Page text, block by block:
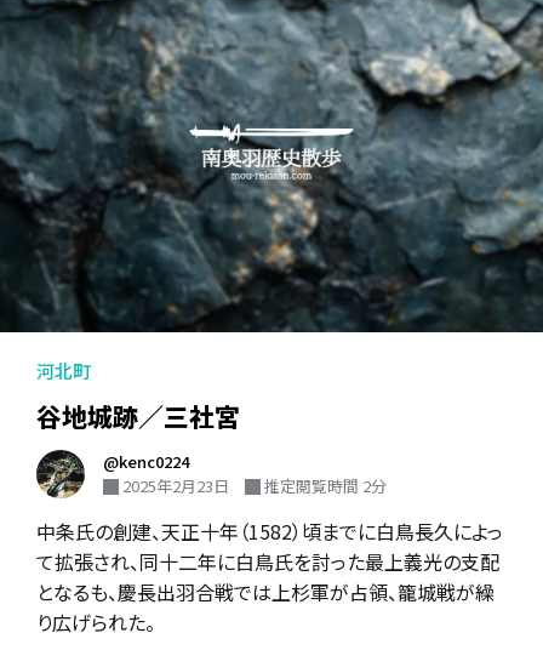
河北町
谷地城跡／三社宮
@kenc0224
2025年2月23日
推定閲覧時間 2分
中条氏の創建、天正十年（1582）頃までに白鳥長久によっ
て拡張され、同十二年に白鳥氏を討った最上義光の支配
となるも、慶長出羽合戦では上杉軍が占領、籠城戦が繰
り広げられた。